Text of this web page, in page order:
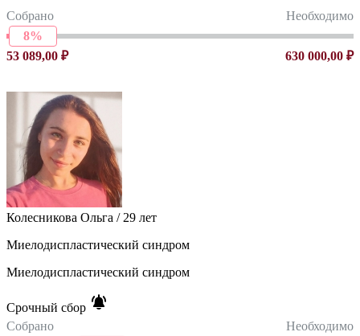
Собрано
Необходимо
8%
53 089,00 ₽
630 000,00 ₽
Колесникова Ольга / 29 лет
Миелодиспластический синдром
Миелодиспластический синдром
Срочный сбор
Собрано
Необходимо